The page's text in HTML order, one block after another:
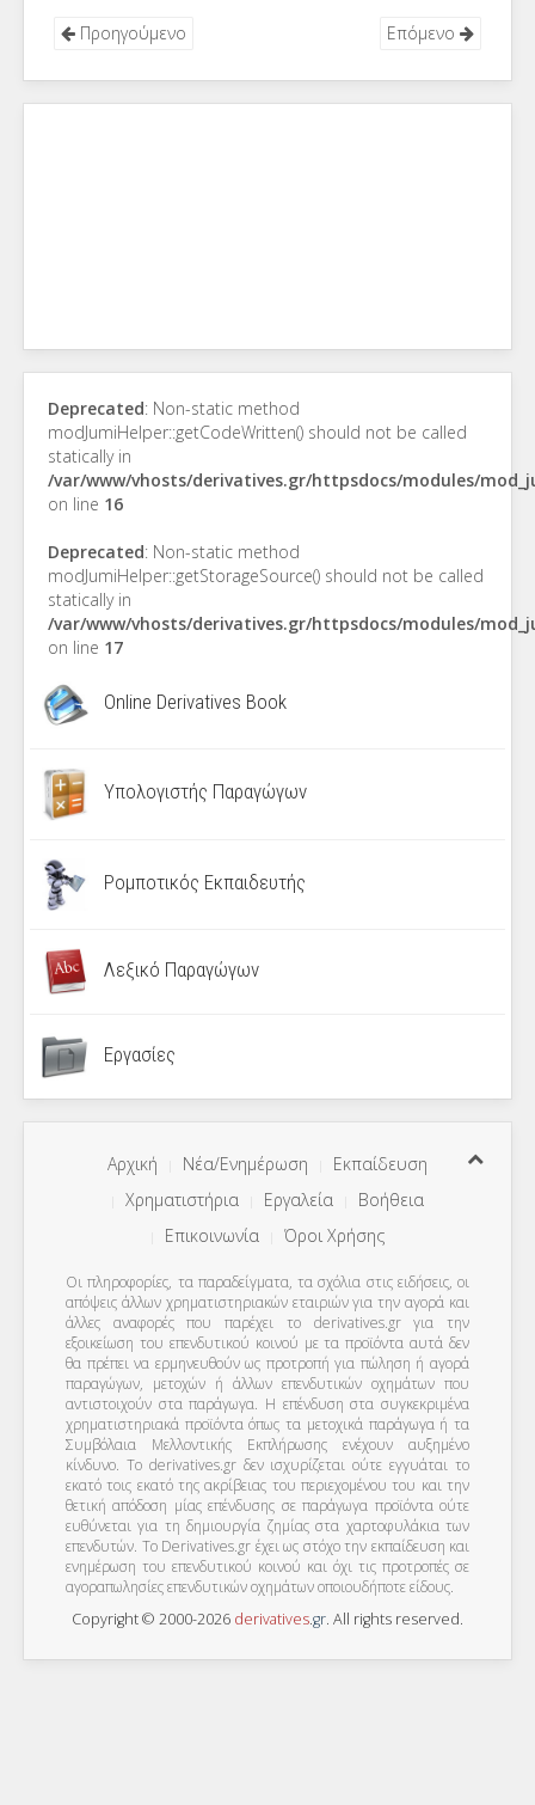
Προηγούμενο Επόμενο
Deprecated: Non-static method
modJumiHelper::getCodeWritten() should not be called
statically in
/var/www/vhosts/derivatives.gr/httpsdocs/modules/
on line 16
Deprecated: Non-static method
modJumiHelper::getStorageSource() should not be called
statically in
/var/www/vhosts/derivatives.gr/httpsdocs/modules/
on line 17
Online Derivatives Book
Υπολογιστής Παραγώγων
Ρομποτικός Εκπαιδευτής
Λεξικό Παραγώγων
Εργασίες
Αρχική Νέα/Ενημέρωση
Εκπαίδευση
Χρηματιστήρια
Εργαλεία
Βοήθεια
Επικοινωνία
Όροι Χρήσης
Οι πληροφορίες, τα παραδείγματα, τα σχόλια στις ειδήσεις, οι
απόψεις άλλων χρηματιστηριακών εταιριών για την αγορά και
άλλες αναφορές που παρέχει το derivatives.gr για την
εξοικείωση του επενδυτικού κοινού με τα προϊόντα αυτά δεν
θα πρέπει να ερμηνευθούν ως προτροπή για πώληση ή αγορά
παραγώγων, μετοχών ή άλλων επενδυτικών οχημάτων που
αντιστοιχούν στα παράγωγα. Η επένδυση στα συγκεκριμένα
χρηματιστηριακά προϊόντα όπως τα μετοχικά παράγωγα ή τα
Συμβόλαια Μελλοντικής Εκπλήρωσης ενέχουν αυξημένο
κίνδυνο. Το derivatives.gr δεν ισχυρίζεται ούτε εγγυάται το
εκατό τοις εκατό της ακρίβειας του περιεχομένου του και την
θετική απόδοση μίας επένδυσης σε παράγωγα προϊόντα ούτε
ευθύνεται για τη δημιουργία ζημίας στα χαρτοφυλάκια των
επενδυτών. To Derivatives.gr έχει ως στόχο την εκπαίδευση και
ενημέρωση του επενδυτικού κοινού και όχι τις προτροπές σε
αγοραπωλησίες επενδυτικών οχημάτων οποιουδήποτε είδους.
Copyright © 2000-2026 derivatives.gr. All rights reserved.